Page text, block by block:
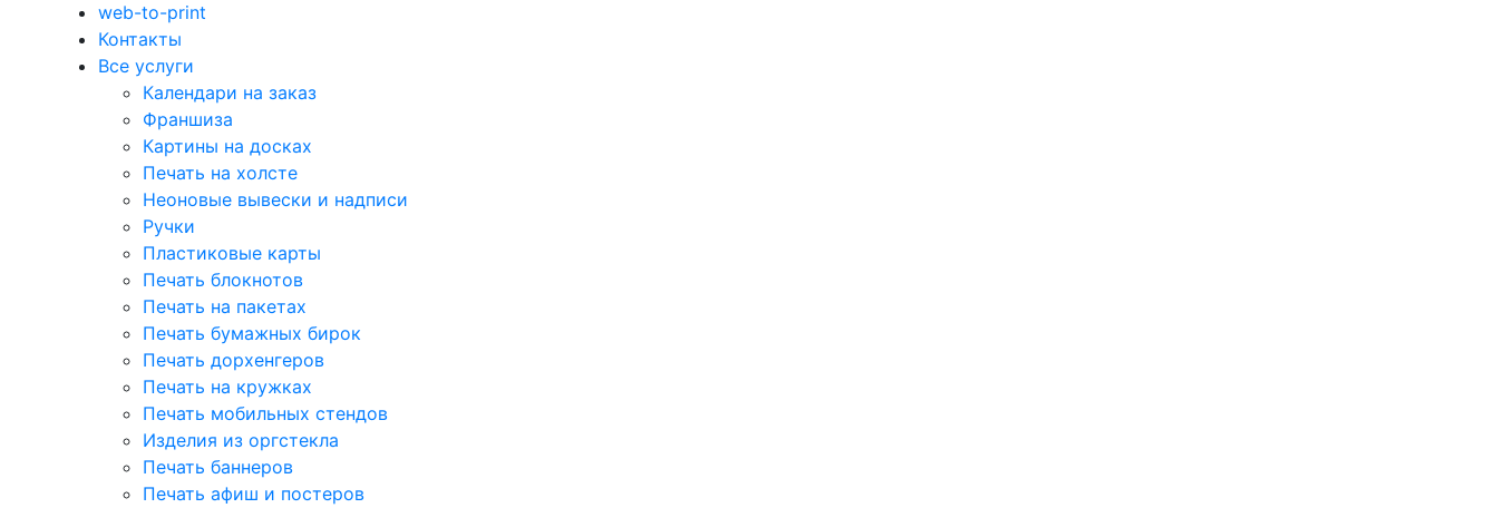
web-to-print
Контакты
Все услуги
Календари на заказ
Франшиза
Картины на досках
Печать на холсте
Неоновые вывески и надписи
Ручки
Пластиковые карты
Печать блокнотов
Печать на пакетах
Печать бумажных бирок
Печать дорхенгеров
Печать на кружках
Печать мобильных стендов
Изделия из оргстекла
Печать баннеров
Печать афиш и постеров